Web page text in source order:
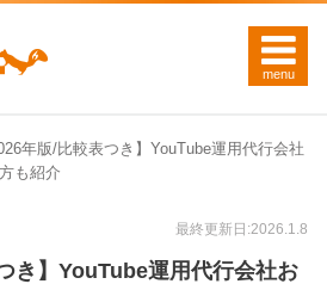
年版/比較表つき】YouTube運用代行会社
も紹介
最終更新日:2026.1.8
き】YouTube運用代行会社お